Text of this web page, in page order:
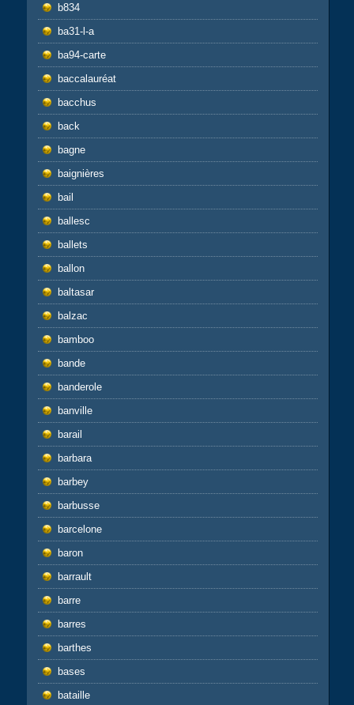
b834
ba31-l-a
ba94-carte
baccalauréat
bacchus
back
bagne
baignières
bail
ballesc
ballets
ballon
baltasar
balzac
bamboo
bande
banderole
banville
barail
barbara
barbey
barbusse
barcelone
baron
barrault
barre
barres
barthes
bases
bataille